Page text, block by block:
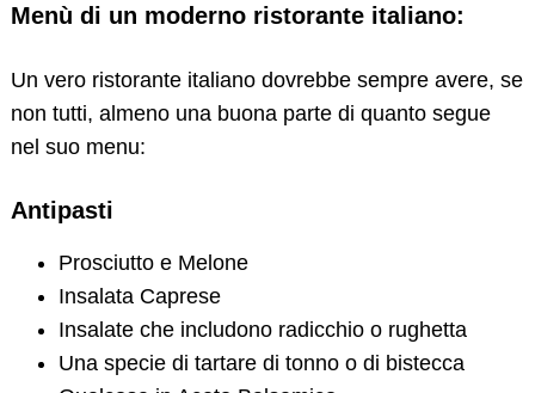
Menù di un moderno ristorante italiano:
Un vero ristorante italiano dovrebbe sempre avere, se
non tutti, almeno una buona parte di quanto segue
nel suo menu:
Antipasti
Prosciutto e Melone
Insalata Caprese
Insalate che includono radicchio o rughetta
Una specie di tartare di tonno o di bistecca